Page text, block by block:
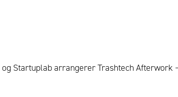
Startuplab arrangerer Trashtech Afterwork